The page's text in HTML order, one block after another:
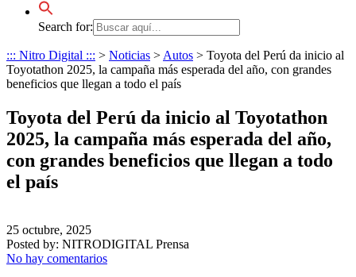
Search for:
::: Nitro Digital ::: > Noticias > Autos > Toyota del Perú da inicio al
Toyotathon 2025, la campaña más esperada del año, con grandes
beneficios que llegan a todo el país
Toyota del Perú da inicio al Toyotathon
2025, la campaña más esperada del año,
con grandes beneficios que llegan a todo
el país
25 octubre, 2025
Posted by: NITRODIGITAL Prensa
No hay comentarios